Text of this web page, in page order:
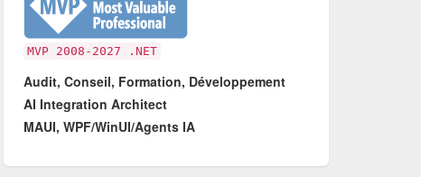
MVP 2008-2027 .NET
Audit, Conseil, Formation, Développement
AI Integration Architect
MAUI, WPF/WinUI/Agents IA